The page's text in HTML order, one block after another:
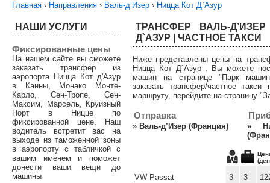
Главная › Направления › Валь-д’Изер › Ницца Кот Д`Азур
ТРАНСФЕР ВАЛЬ-
Д`АЗУР | ЧАСТНОЕ ТАКСИ
Ниже представлены цены на
Ницца Кот Д`Азур . Вы можете
машин на странице "Парк
заказать трансфер/частное
маршруту, перейдите на страницу
Отправка
» Валь-д’Изер (Франция) »
VW Passat 3 3
НАШИ УСЛУГИ
Фиксированные цены
На нашем сайте вы сможете
заказать трансфер из
аэропорта Ницца Кот д'Азур
в Канны, Монако Монте-
Карло, Сен-Тропе, Сен-
Максим, Марсель, Круизный
Порт в Ницце по
фиксированной цене. Наш
водитель встретит вас на
выходе из таможенной зоны
в аэропорту с табличкой с
вашим именем и поможет
донести ваши вещи до
машины